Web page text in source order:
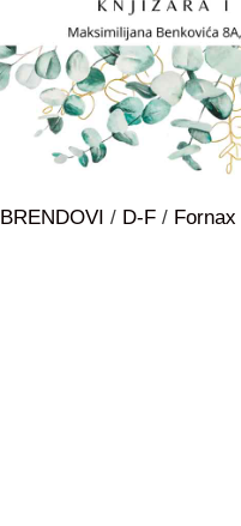
BRENDOVI / D-F / Fornax